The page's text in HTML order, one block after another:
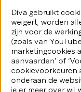
Diva gebruikt
weigert, worden
zijn voor de
(zoals van
marketingcookies
aanvaarden’ of
cookievoorkeuren
onderaan de
je er meer over wil